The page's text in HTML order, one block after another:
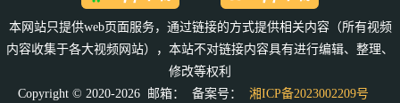
本网站只提供web页面服务，通过链接的方式提供相关内容（所有视频
内容收集于各大视频网站），本站不对链接内容具有进行编辑、整理、
修改等权利
Copyright © 2020-2026 邮箱：
备案号： 湘ICP备2023002209号